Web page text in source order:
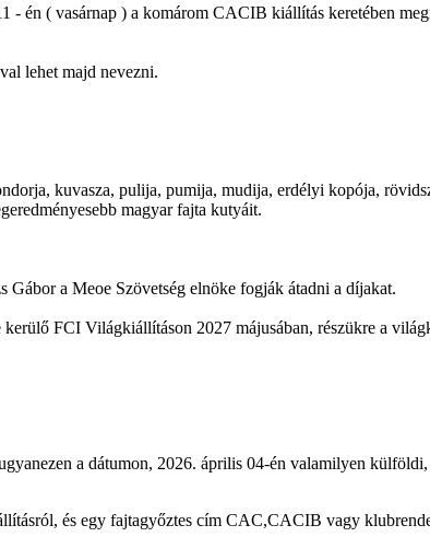
én ( vasárnap ) a komárom CACIB kiállítás keretében
lehet majd nevezni.
kuvasza, pulija, pumija, mudija, erdélyi kopója,
magyar fajta kutyáit.
a Meoe Szövetség elnöke fogják átadni a díjakat.
FCI Világkiállításon 2027 májusában, részükre a
a dátumon, 2026. április 04-én valamilyen
és egy fajtagyőztes cím CAC,CACIB vagy